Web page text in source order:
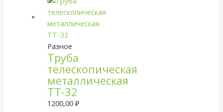
Разное
Труба
телескопическая
металлическая
TT-32
1200,00₽